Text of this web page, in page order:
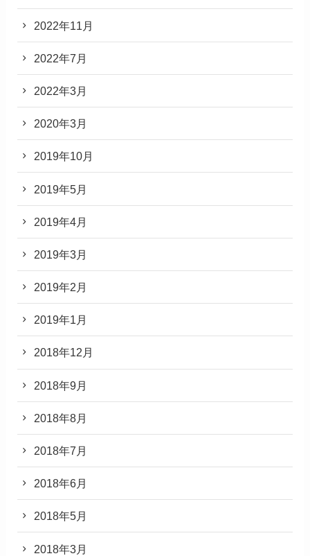
2022年11月
2022年7月
2022年3月
2020年3月
2019年10月
2019年5月
2019年4月
2019年3月
2019年2月
2019年1月
2018年12月
2018年9月
2018年8月
2018年7月
2018年6月
2018年5月
2018年3月